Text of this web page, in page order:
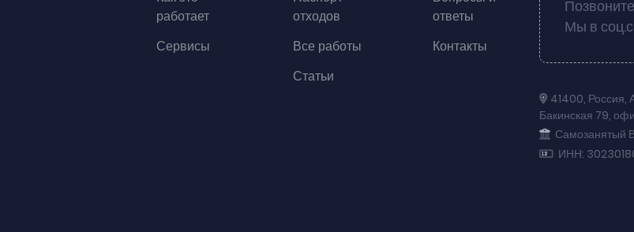
работает
Сервисы
отходов
Все работы
Статьи
ответы
Контакты
Мы в
41400, Россия,
Бакинская 79,
Самозанятый
ИНН: